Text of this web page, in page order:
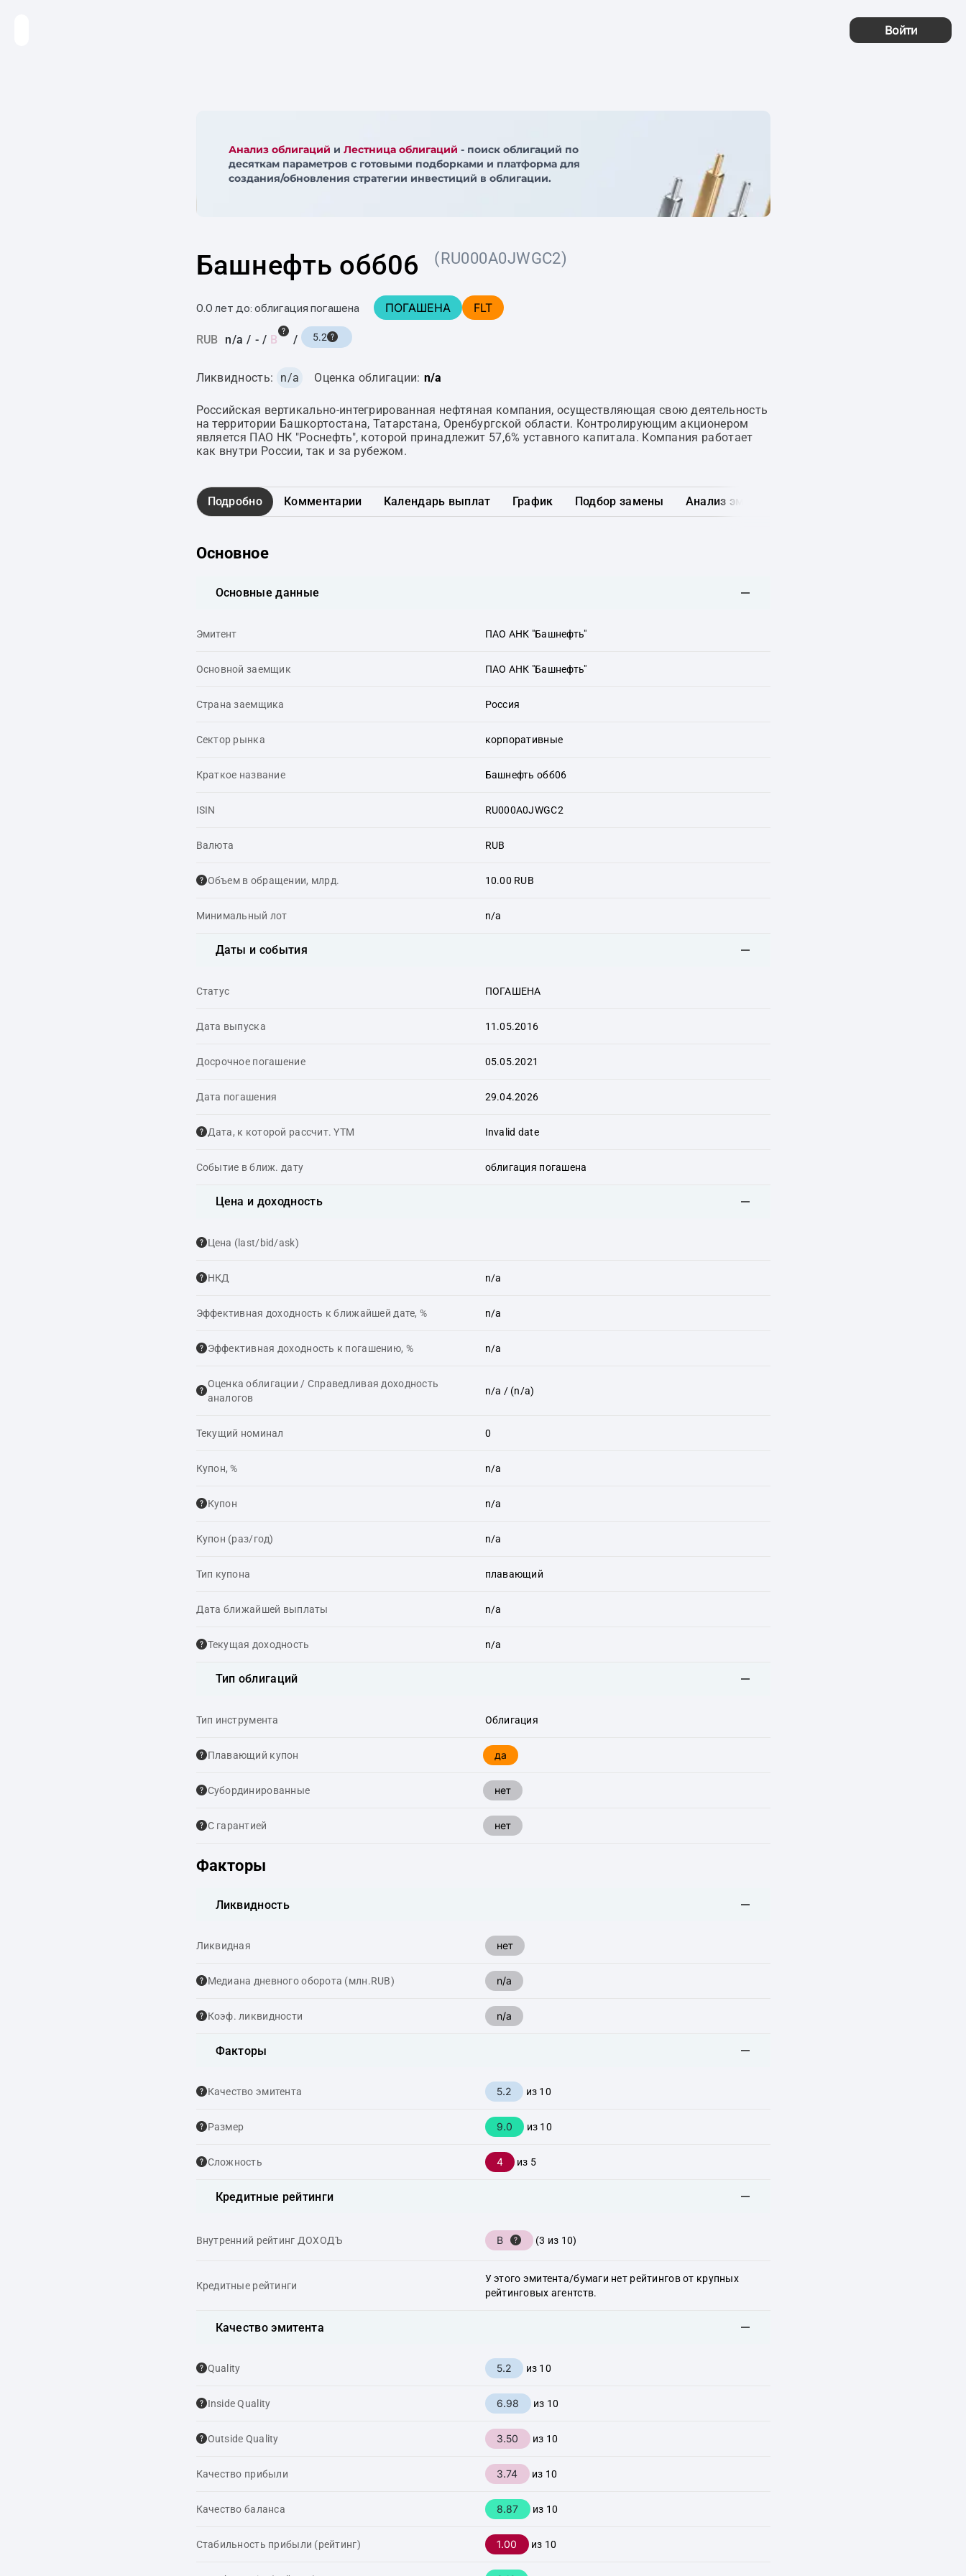
Войти
Анализ облигаций и Лестница облигаций - поиск облигаций по
десяткам параметров с готовыми подборками и платформа для
создания/обновления стратегии инвестиций в облигации.
Башнефть обб06 (RU000A0JWGC2)
0.0 лет до: облигация погашена ПОГАШЕНА FLT
RUB n/a / - / B / 5.2
Ликвидность: n/a Оценка облигации: n/a
Российская вертикально-интегрированная нефтяная компания, осуществляющая свою деятельность
на территории Башкортостана, Татарстана, Оренбургской области. Контролирующим акционером
является ПАО НК "Роснефть", которой принадлежит 57,6% уставного капитала. Компания работает
как внутри России, так и за рубежом.
Подробно Комментарии Календарь выплат График Подбор замены Анализ эмитента
Основное
Основные данные
Эмитент ПАО АНК "Башнефть"
Основной заемщик ПАО АНК "Башнефть"
Страна заемщика Россия
Сектор рынка корпоративные
Краткое название Башнефть обб06
ISIN RU000A0JWGC2
Валюта RUB
Объем в обращении, млрд. 10.00 RUB
Минимальный лот n/a
Даты и события
Статус ПОГАШЕНА
Дата выпуска 11.05.2016
Досрочное погашение 05.05.2021
Дата погашения 29.04.2026
Дата, к которой рассчит. YTM Invalid date
Событие в ближ. дату облигация погашена
Цена и доходность
Цена (last/bid/ask)
НКД n/a
Эффективная доходность к ближайшей дате, % n/a
Эффективная доходность к погашению, % n/a
Оценка облигации / Справедливая доходность
аналогов
n/a / (n/a)
Текущий номинал 0
Купон, % n/a
Купон n/a
Купон (раз/год) n/a
Тип купона плавающий
Дата ближайшей выплаты n/a
Текущая доходность n/a
Тип облигаций
Тип инструмента Облигация
Плавающий купон да
Cубординированные нет
С гарантией нет
Факторы
Ликвидность
Ликвидная нет
Медиана дневного оборота (млн.RUB) n/a
Коэф. ликвидности n/a
Факторы
Качество эмитента 5.2 из 10
Размер 9.0 из 10
Сложность 4 из 5
Кредитные рейтинги
Внутренний рейтинг ДОХОДЪ B (3 из 10)
Кредитные рейтинги
У этого эмитента/бумаги нет рейтингов от крупных
рейтинговых агентств.
Качество эмитента
Quality 5.2 из 10
Inside Quality 6.98 из 10
Outside Quality 3.50 из 10
Качество прибыли 3.74 из 10
Качество баланса 8.87 из 10
Стабильность прибыли (рейтинг) 1.00 из 10